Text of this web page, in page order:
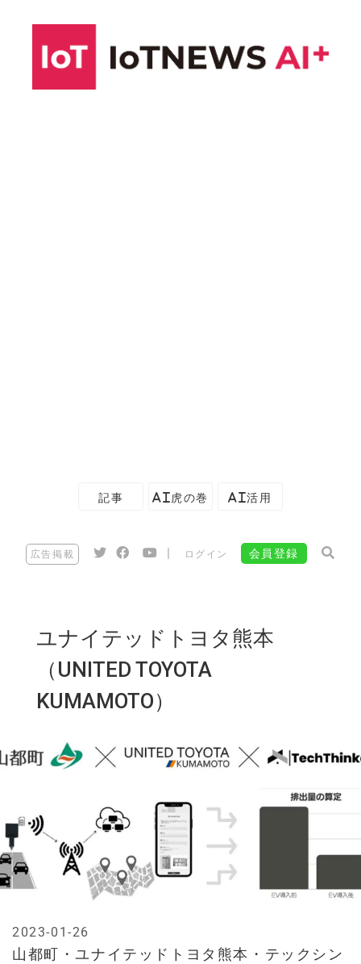
記事 AI虎の巻 AI活用
広告掲載 ログイン 会員登録
ユナイテッドトヨタ熊本
（UNITED TOYOTA
KUMAMOTO）
山都町・ユナイテッドトヨタ熊本・テックシン
2023-01-26